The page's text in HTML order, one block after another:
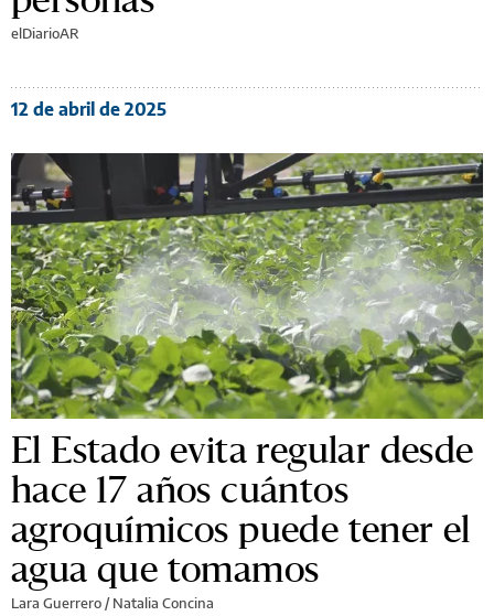
elDiarioAR
12 de abril de 2025
El Estado evita regular desde
hace 17 años cuántos
agroquímicos puede tener el
agua que tomamos
Lara Guerrero/Natalia Concina